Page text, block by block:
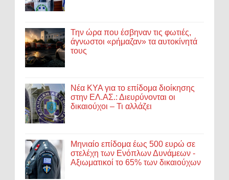
Την ώρα που έσβηναν τις φωτιές,
άγνωστοι «ρήμαζαν» τα αυτοκίνητά
τους
Νέα ΚΥΑ για το επίδομα διοίκησης
στην ΕΛ.ΑΣ.: Διευρύνονται οι
δικαιούχοι – Τι αλλάζει
Μηνιαίο επίδομα έως 500 ευρώ σε
στελέχη των Ενόπλων Δυνάμεων -
Αξιωματικοί το 65% των δικαιούχων